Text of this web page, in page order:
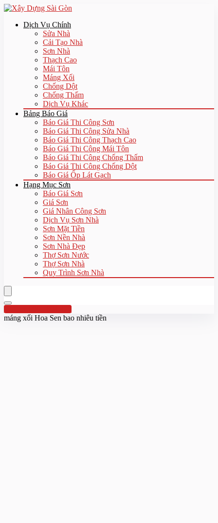
Dịch Vụ Chính
Sửa Nhà
Cải Tạo Nhà
Sơn Nhà
Thạch Cao
Mái Tôn
Máng Xối
Chống Dột
Chống Thấm
Dịch Vụ Khác
Bảng Báo Giá
Báo Giá Thi Công Sơn
Báo Giá Thi Công Sửa Nhà
Báo Giá Thi Công Thạch Cao
Báo Giá Thi Công Mái Tôn
Báo Giá Thi Công Chống Thấm
Báo Giá Thi Công Chống Dột
Báo Giá Ốp Lát Gạch
Hạng Mục Sơn
Báo Giá Sơn
Giá Sơn
Giá Nhân Công Sơn
Dịch Vụ Sơn Nhà
Sơn Mặt Tiền
Sơn Nền Nhà
Sơn Nhà Đẹp
Thợ Sơn Nước
Thợ Sơn Nhà
Quy Trình Sơn Nhà
Hotline:0961 894 472
máng xối Hoa Sen bao nhiêu tiền